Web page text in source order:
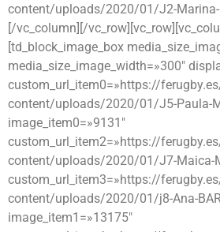
content/uploads/2020/01/J2-Marina-
[/vc_column][/
[td_block_image_box
media_size_image_width=»300″
custom_url_item0=»https://
content/uploads/2020/01/J5-Paula-
image_item0=»9131″
custom_url_item2=»https://
content/uploads/2020/01/J7-Maica-
custom_url_item3=»https://
content/uploads/2020/01/j8-Ana-
image_item1=»13175″